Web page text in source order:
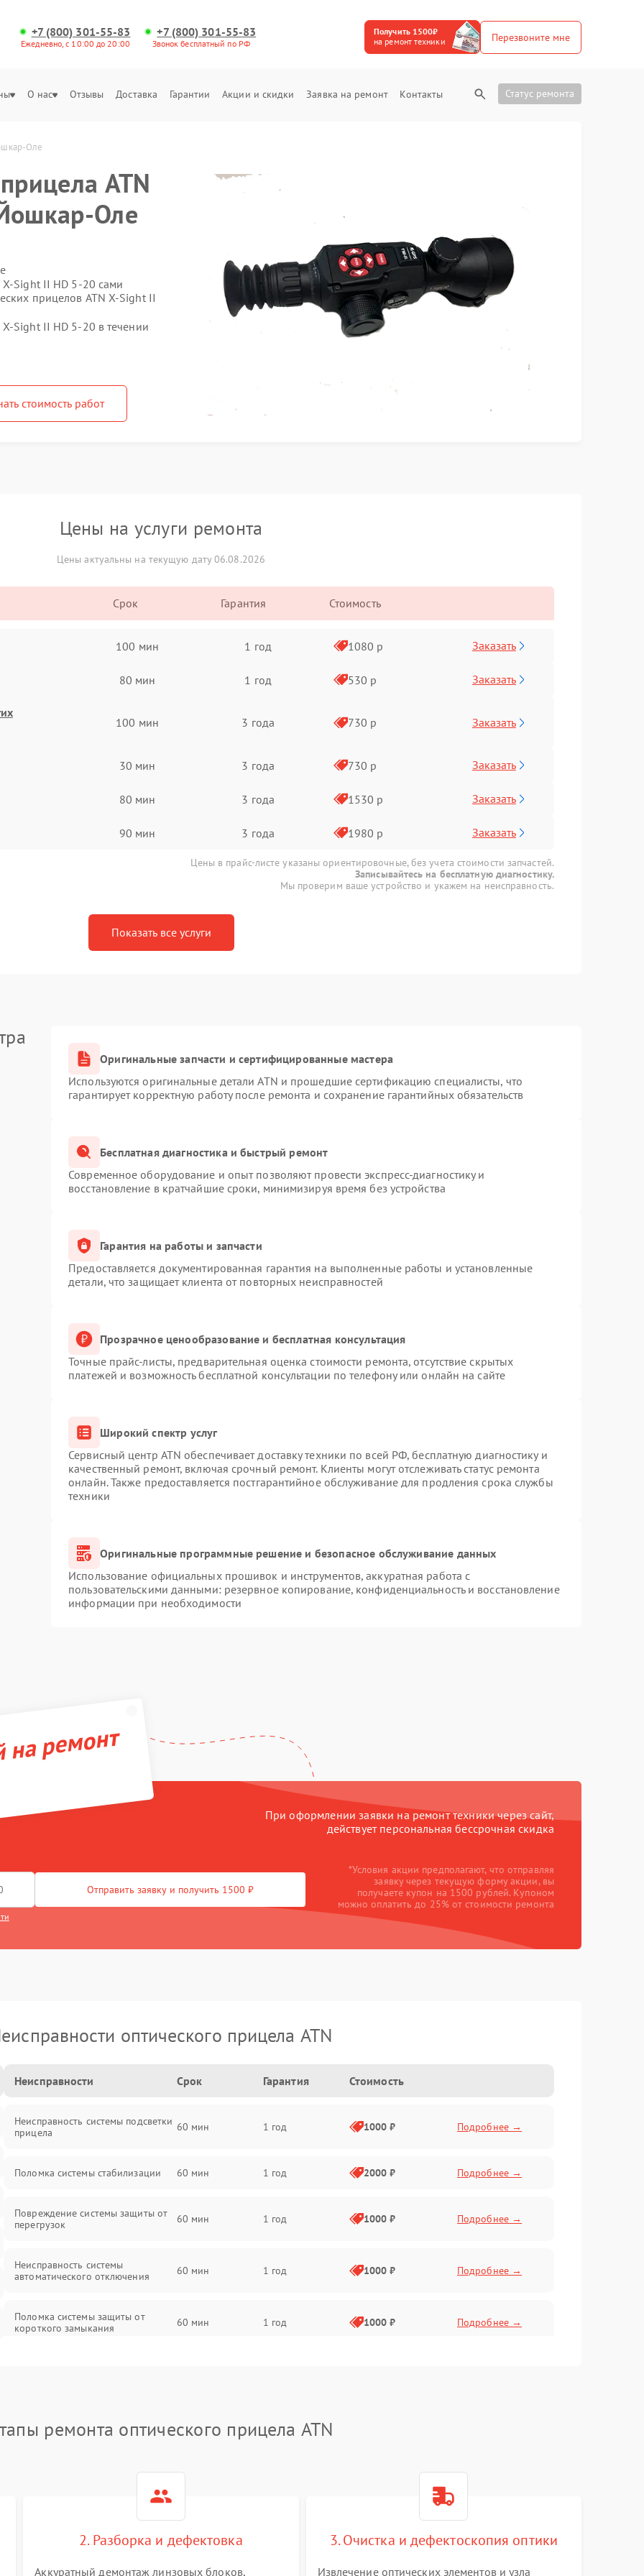
+7 (800) 301-55-83
Ежедневно, с 10:00 до 20:00
+7 (800) 301-55-83
Звонок бесплатный по РФ
Получить 1500₽
на ремонт техники
Перезвоните мне
О нас Отзывы Доставка Гарантии Акции и скидки Заявка на ремонт Контакты Статус ремонта
Оле
ATN
Оле
X-Sight II HD 5-20 сами
прицелов ATN X-Sight II
Sight II HD 5-20 в течении
стоимость работ
Цены на услуги ремонта
Цены актуальны на текущую дату 06.08.2026
Срок Гарантия Стоимость
100 мин 1 год 1080 р Заказать
80 мин 1 год 530 р Заказать
100 мин 3 года 730 р Заказать
30 мин 3 года 730 р Заказать
80 мин 3 года 1530 р Заказать
90 мин 3 года 1980 р Заказать
Цены в прайс-листе указаны ориентировочные, без учета стоимости запчастей.
Записывайтесь на бесплатную диагностику.
Мы проверим ваше устройство и укажем на неисправность.
Показать все услуги
Оригинальные запчасти и сертифицированные мастера
Используются оригинальные детали ATN и прошедшие сертификацию специалисты, что
гарантирует корректную работу после ремонта и сохранение гарантийных обязательств
Бесплатная диагностика и быстрый ремонт
Современное оборудование и опыт позволяют провести экспресс-диагностику и
восстановление в кратчайшие сроки, минимизируя время без устройства
Гарантия на работы и запчасти
Предоставляется документированная гарантия на выполненные работы и установленные
детали, что защищает клиента от повторных неисправностей
Прозрачное ценообразование и бесплатная консультация
Точные прайс-листы, предварительная оценка стоимости ремонта, отсутствие скрытых
платежей и возможность бесплатной консультации по телефону или онлайн на сайте
Широкий спектр услуг
Сервисный центр ATN обеспечивает доставку техники по всей РФ, бесплатную диагностику и
качественный ремонт, включая срочный ремонт. Клиенты могут отслеживать статус ремонта
онлайн. Также предоставляется постгарантийное обслуживание для продления срока службы
техники
Оригинальные программные решение и безопасное обслуживание данных
Использование официальных прошивок и инструментов, аккуратная работа с
пользовательскими данными: резервное копирование, конфиденциальность и восстановление
информации при необходимости
ремонт
При оформлении заявки на ремонт техники через сайт,
действует персональная бессрочная скидка
Отправить заявку и получить 1500 ₽
*Условия акции предполагают, что отправляя
заявку через текущую форму акции, вы
получаете купон на 1500 рублей. Купоном
можно оплатить до 25% от стоимости ремонта
оптического прицела ATN
Неисправности Срок Гарантия Стоимость
Неисправность системы подсветки
прицела
60 мин 1 год 1000 ₽ Подробнее →
Поломка системы стабилизации 60 мин 1 год 2000 ₽ Подробнее →
Повреждение системы защиты от
перегрузок
60 мин 1 год 1000 ₽ Подробнее →
Неисправность системы
автоматического отключения
60 мин 1 год 1000 ₽ Подробнее →
Поломка системы защиты от
короткого замыкания
60 мин 1 год 1000 ₽ Подробнее →
перенапряжения
60 мин 1 год
Неисправность системы защиты от
Неисправность системы защиты от
ремонта оптического прицела ATN
2. Разборка и дефектовка
Аккуратный демонтаж линзовых блоков,
3. Очистка и дефектоскопия оптики
Извлечение оптических элементов и узла